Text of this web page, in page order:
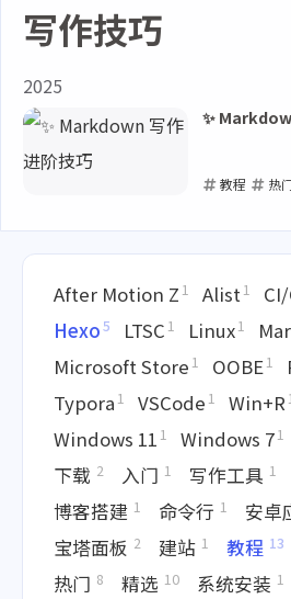
写作技巧
2025
✨
教程 热
2025-04-
After Motion Z 1 Alist1
Hexo5 LTSC 1 Linux1
Microsoft Store 1 OOBE1
Typora 1 VSCode 1 Win+R
Windows 11 1 Windows 71
下载 2 入门 1 写作工具 1
博客搭建 1 命令行 1 安卓
宝塔面板 2 建站 1 教程 13
热门 8 精选 10 系统安装 1